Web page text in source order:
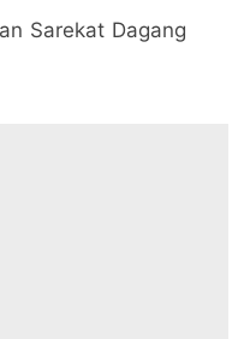
Sarekat Dagang